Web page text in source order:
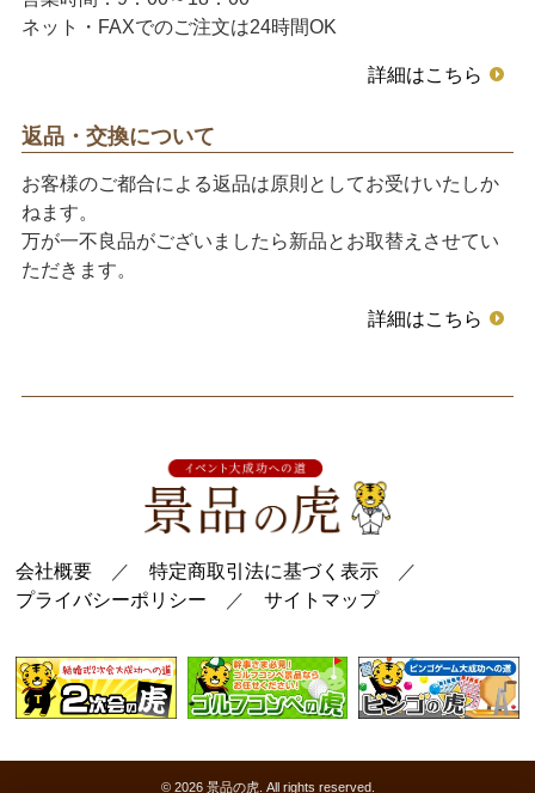
ネット・FAXでのご注文は24時間OK
詳細はこちら
返品・交換について
お客様のご都合による返品は原則としてお受けいたしか
ねます。
万が一不良品がございましたら新品とお取替えさせてい
ただきます。
詳細はこちら
会社概要 ／特定商取引法に基づく表示 ／
プライバシーポリシー ／サイトマップ
© 2026 景品の虎. All rights reserved.